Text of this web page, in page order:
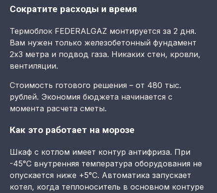
Сократите расходы и время
Термоблок FEDERALGAZ монтируется за 2 дня.
Вам нужен только железобетонный фундамент
2х3 метра и подвод газа. Никаких стен, кровли,
вентиляции.
Стоимость готового решения – от 480 тыс.
рублей. Экономия бюджета начинается с
момента расчета сметы.
Как это работает на морозе
Шкаф с котлом имеет контур антифриза. При
-45°C внутренняя температура оборудования не
опускается ниже +5°C. Автоматика запускает
котел, когда теплоноситель в основном контуре